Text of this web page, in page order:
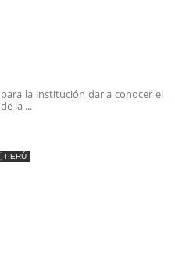
la institución dar a conocer el
la ...